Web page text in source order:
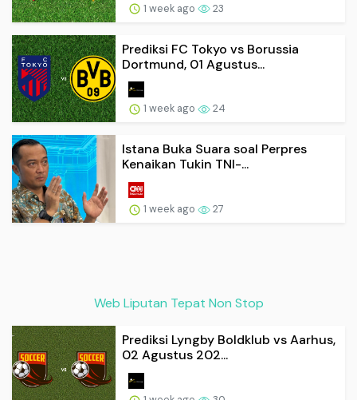
1 week ago 23
Prediksi FC Tokyo vs Borussia
Dortmund, 01 Agustus...
1 week ago 24
Istana Buka Suara soal Perpres
Kenaikan Tukin TNI-...
1 week ago 27
Web Liputan Tepat Non Stop
Prediksi Lyngby Boldklub vs Aarhus,
02 Agustus 202...